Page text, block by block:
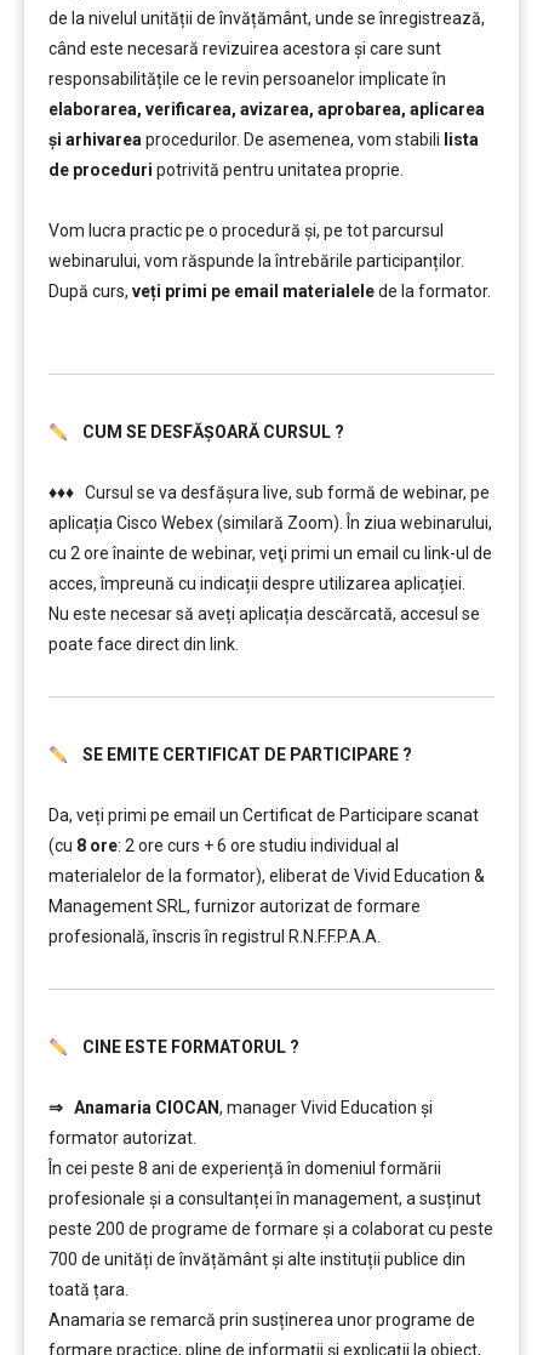
de la nivelul unității de învățământ, unde se înregistrează,
când este necesară revizuirea acestora și care sunt
responsabilitățile ce le revin persoanelor implicate în
elaborarea, verificarea, avizarea, aprobarea, aplicarea
și arhivarea procedurilor. De asemenea, vom stabili lista
de proceduri potrivită pentru unitatea proprie.
Vom lucra practic pe o procedură și, pe tot parcursul
webinarului, vom răspunde la întrebările participanților.
După curs, veți primi pe email materialelede la formator.
CUM SE DESFĂȘOARĂ CURSUL ?
♦♦♦ Cursul se va desfășura live, sub formă de webinar, pe
aplicația Cisco Webex (similară Zoom). În ziua webinarului,
cu 2 ore înainte de webinar, veţi primi un email cu link-ul de
acces, împreună cu indicații despre utilizarea aplicației.
Nu este necesar să aveți aplicația descărcată, accesul se
poate face direct din link.
SE EMITE CERTIFICAT DE PARTICIPARE ?
Da, veți primi pe email un Certificat de Participare scanat
(cu 8 ore: 2 ore curs + 6 ore studiu individual al
materialelor de la formator), eliberat de Vivid Education &
Management SRL, furnizor autorizat de formare
profesională, înscris în registrul R.N.F.F.P.A.A.
CINE ESTE FORMATORUL ?
⇒ Anamaria CIOCAN, manager Vivid Education și
formator autorizat.
În cei peste 8 ani de experiență în domeniul formării
profesionale și a consultanței în management, a susținut
peste 200 de programe de formare și a colaborat cu peste
700 de unități de învățământ şi alte instituții publice din
toată țara.
Anamaria se remarcă prin susținerea unor programe de
formare practice, pline de informații și explicații la obiect,